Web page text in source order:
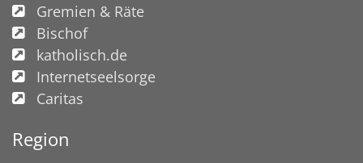
Gremien & Räte
Bischof
katholisch.de
Internetseelsorge
Caritas
Region